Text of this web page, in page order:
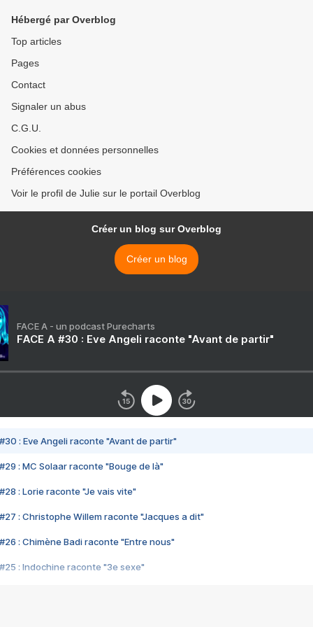
Hébergé par Overblog
Top articles
Pages
Contact
Signaler un abus
C.G.U.
Cookies et données personnelles
Préférences cookies
Voir le profil de Julie sur le portail Overblog
Créer un blog sur Overblog
Créer un blog
FACE A - un podcast Purecharts
FACE A #30 : Eve Angeli raconte "Avant de partir"
#30 : Eve Angeli raconte "Avant de partir"
#29 : MC Solaar raconte "Bouge de là"
#28 : Lorie raconte "Je vais vite"
#27 : Christophe Willem raconte "Jacques a dit"
#26 : Chimène Badi raconte "Entre nous"
#25 : Indochine raconte "3e sexe"